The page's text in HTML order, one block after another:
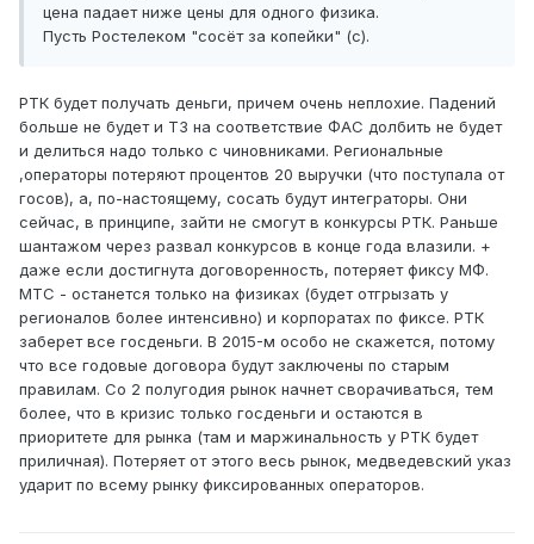
цена падает ниже цены для одного физика.
Пусть Ростелеком "сосёт за копейки" (с).
РТК будет получать деньги, причем очень неплохие. Падений
больше не будет и ТЗ на соответствие ФАС долбить не будет
и делиться надо только с чиновниками. Региональные
,операторы потеряют процентов 20 выручки (что поступала от
госов), а, по-настоящему, сосать будут интеграторы. Они
сейчас, в принципе, зайти не смогут в конкурсы РТК. Раньше
шантажом через развал конкурсов в конце года влазили. +
даже если достигнута договоренность, потеряет фиксу МФ.
МТС - останется только на физиках (будет отгрызать у
регионалов более интенсивно) и корпоратах по фиксе. РТК
заберет все госденьги. В 2015-м особо не скажется, потому
что все годовые договора будут заключены по старым
правилам. Со 2 полугодия рынок начнет сворачиваться, тем
более, что в кризис только госденьги и остаются в
приоритете для рынка (там и маржинальность у РТК будет
приличная). Потеряет от этого весь рынок, медведевский указ
ударит по всему рынку фиксированных операторов.